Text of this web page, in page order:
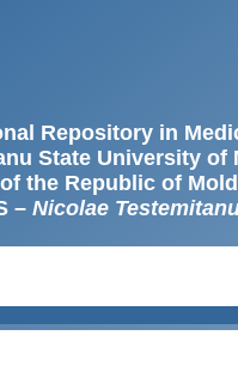
Repository in
State University of
of the Republic of
– Nicolae